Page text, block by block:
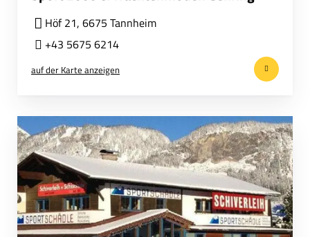
Höf 21, 6675 Tannheim
+43 5675 6214
auf der Karte anzeigen